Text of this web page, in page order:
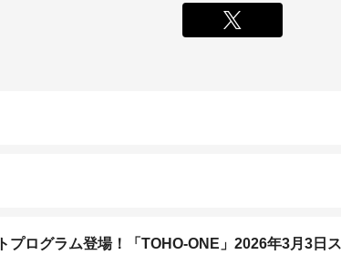
ログラム登場！「TOHO-ONE」2026年3月3日ス